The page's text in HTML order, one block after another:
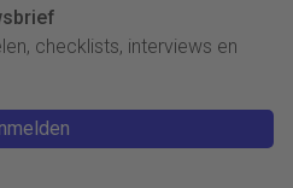
checklists, interviews en